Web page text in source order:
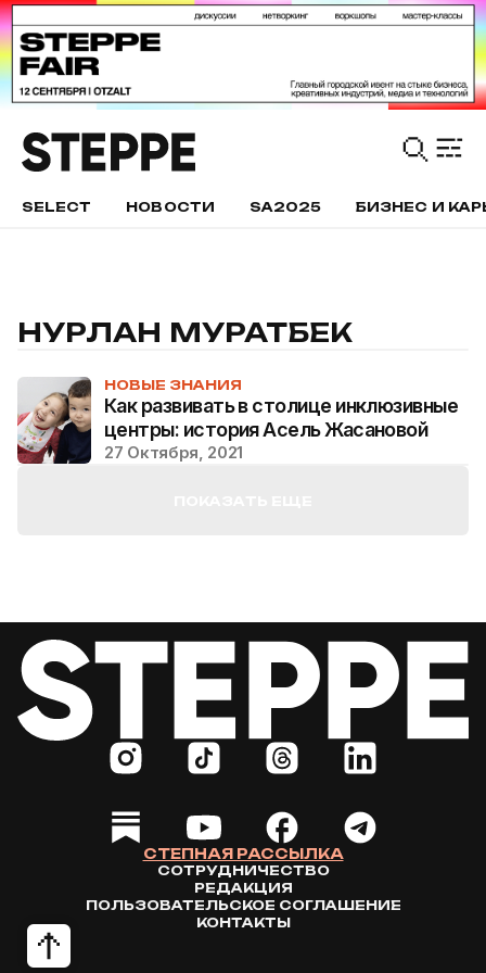
SELECT НОВОСТИ SA2025 БИЗНЕС И
НУРЛАН МУРАТБЕК
НОВЫЕ ЗНАНИЯ
Как развивать в столице инклюзивные
центры: история Асель Жасановой
27 Октября, 2021
СТЕПНАЯ РАССЫЛКА
СОТРУДНИЧЕСТВО
РЕДАКЦИЯ
ПОЛЬЗОВАТЕЛЬСКОЕ СОГЛАШЕНИЕ
КОНТАКТЫ